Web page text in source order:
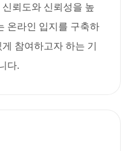
뢰도와 신뢰성을 높
온라인 입지를 구축하
참여하고자 하는 기
다.